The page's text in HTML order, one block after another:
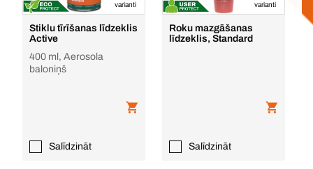
varianti
Stiklu tīrīšanas līdzeklis
Active
400 ml, Aerosola
baloniņš
Salīdzināt
varianti
Roku mazgāšanas
līdzeklis, Standard
Salīdzināt